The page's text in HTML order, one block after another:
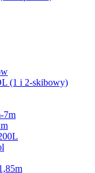
(1 i 2-skibowy)
7m